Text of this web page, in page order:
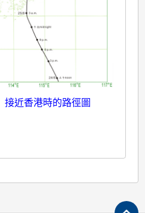
接近香港時的路徑圖